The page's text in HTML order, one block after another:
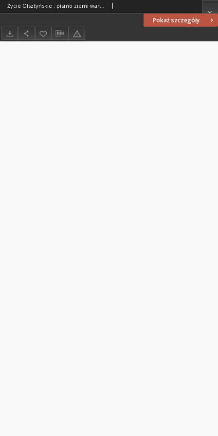
Pokaż szczegóły
Życie Olsztyńskie : pismo ziemi warmińsko-mazurskiej, 1949, nr 341